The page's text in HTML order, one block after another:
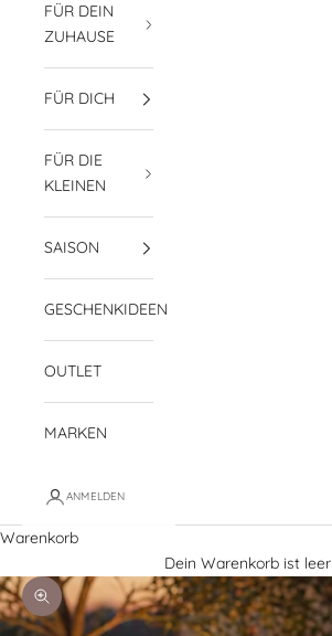
FÜR DEIN
ZUHAUSE
FÜR DICH
FÜR DIE
KLEINEN
SAISON
GESCHENKIDEEN
OUTLET
MARKEN
ANMELDEN
Warenkorb
Dein Warenkorb ist leer
Bild vergrößern